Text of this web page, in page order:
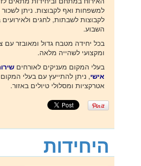
למשפחות ואף לקבוצות. ניתן
לקבוצות לשבתות, לחגים
השבוע.
בכל יחידה מטבח גדול ומאובזר עם
ומקצועי לשהייה מלאה.
בעלי המקום מעניקים לאורחים
אישי, ניתן להתייעץ עם בעלי
אטרקציות ומסלולי טיולים באזור.
היחידות